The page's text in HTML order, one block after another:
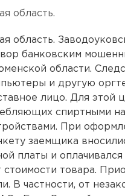
область.
область.
банковским
области.
и другую
лицо. Для этой
спиртными
При
заемщика
платы и
стоимости товара.
В частности, от